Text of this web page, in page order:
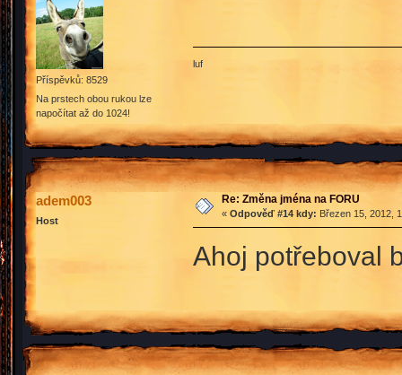
Příspěvků: 8529
Na prstech obou rukou lze
napočítat až do 1024!
luf
adem003
Host
Re: Změna jména na FORU
« Odpověď #14 kdy: Březen 15, 2012,
Ahoj potřeboval